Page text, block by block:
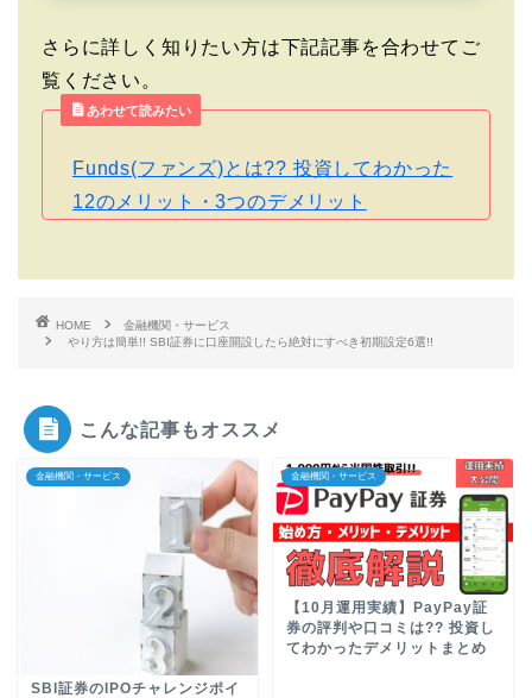
さらに詳しく知りたい方は下記記事を合わせてご
覧ください。
あわせて読みたい
Funds(ファンズ)とは?? 投資してわかった
12のメリット・3つのデメリット
HOME
金融機関・サービス
やり方は簡単!! SBI証券に口座開設したら絶対にすべき初期設定6選!!
こんな記事もオススメ
金融機関・サービス
SBI証券のIPOチャレンジポイ
金融機関・サービス
【10月運用実績】PayPay証
券の評判や口コミは?? 投資し
てわかったデメリットまとめ